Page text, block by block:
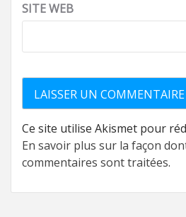
SITE WEB
Ce site utilise Akismet pour
En savoir plus sur la façon
commentaires sont traitées.